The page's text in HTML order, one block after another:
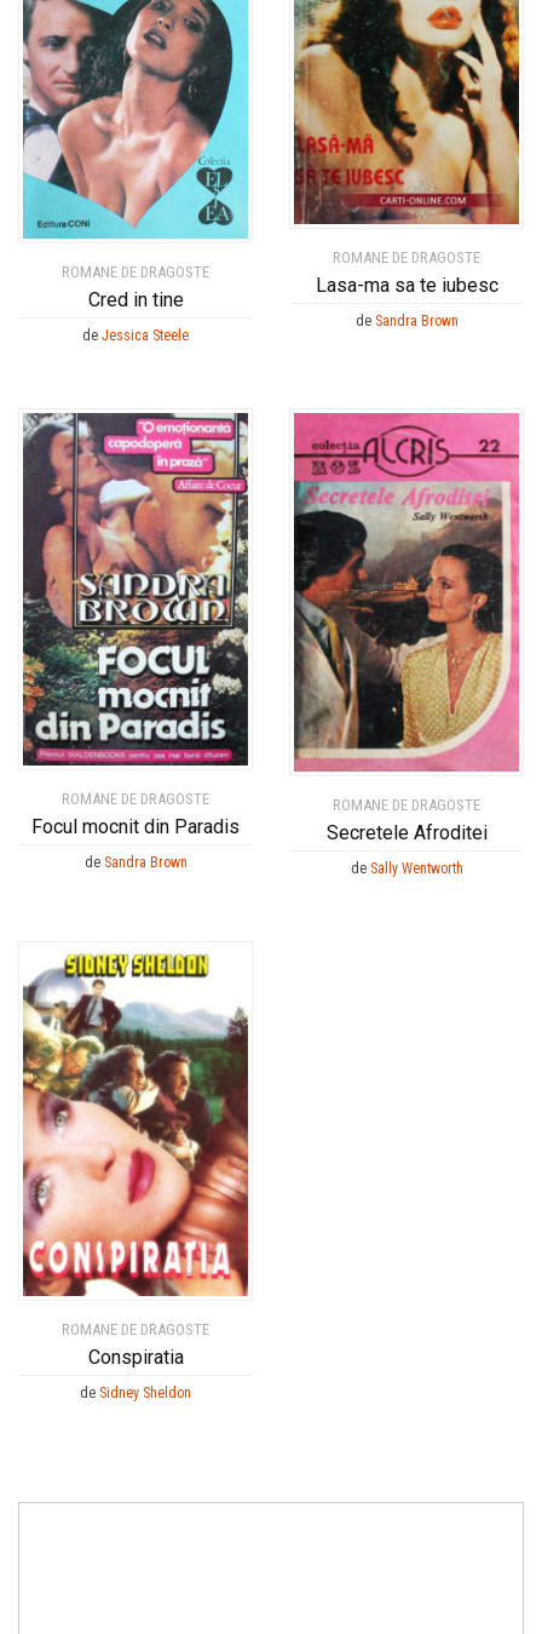
ROMANE DE DRAGOSTE
Cred in tine
de Jessica Steele
ROMANE DE DRAGOSTE
Lasa-ma sa te iubesc
de Sandra Brown
ROMANE DE DRAGOSTE
Focul mocnit din Paradis
de Sandra Brown
ROMANE DE DRAGOSTE
Secretele Afroditei
de Sally Wentworth
ROMANE DE DRAGOSTE
Conspiratia
de Sidney Sheldon